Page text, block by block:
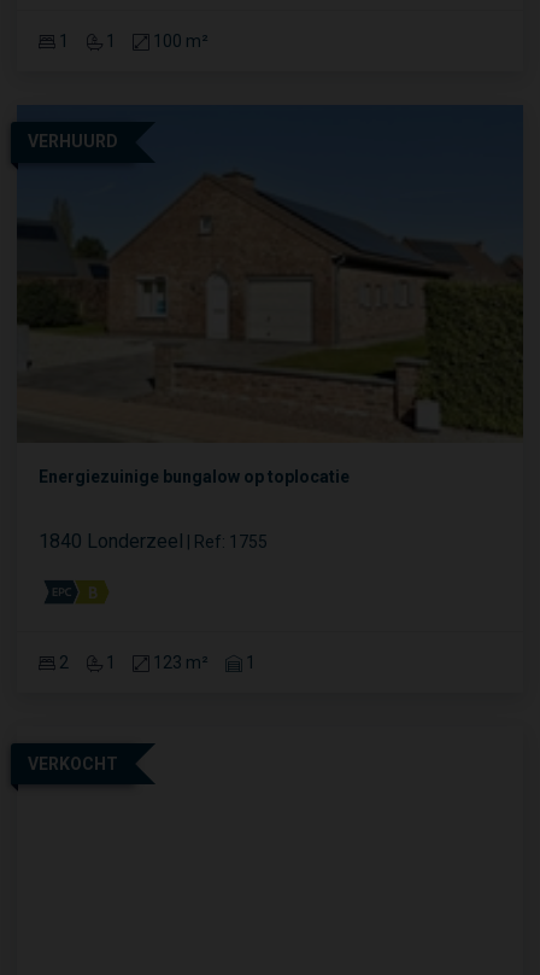
1 1 100 m²
VERHUURD
Energiezuinige bungalow op toplocatie
1840 Londerzeel Ref: 1755
2 1 123 m² 1
VERKOCHT